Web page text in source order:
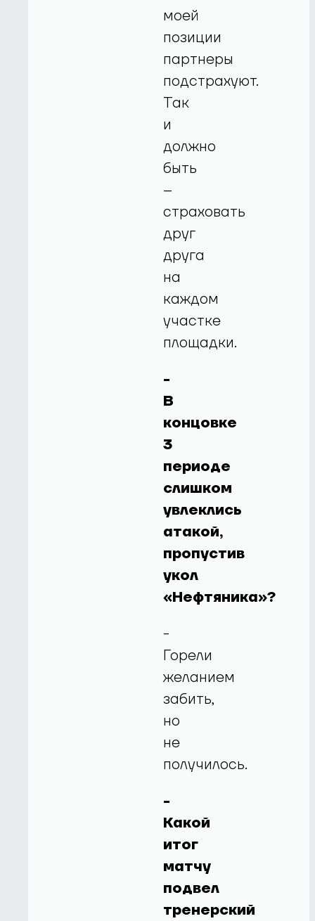
моей
позиции
партнеры
подстрахуют.
Так
и
должно
быть
–
страховать
друг
друга
на
каждом
участке
площадки.
-
В
концовке
3
периоде
слишком
увлеклись
атакой,
пропустив
укол
«Нефтяника»?
-
Горели
желанием
забить,
но
не
получилось.
-
Какой
итог
матчу
подвел
тренерский